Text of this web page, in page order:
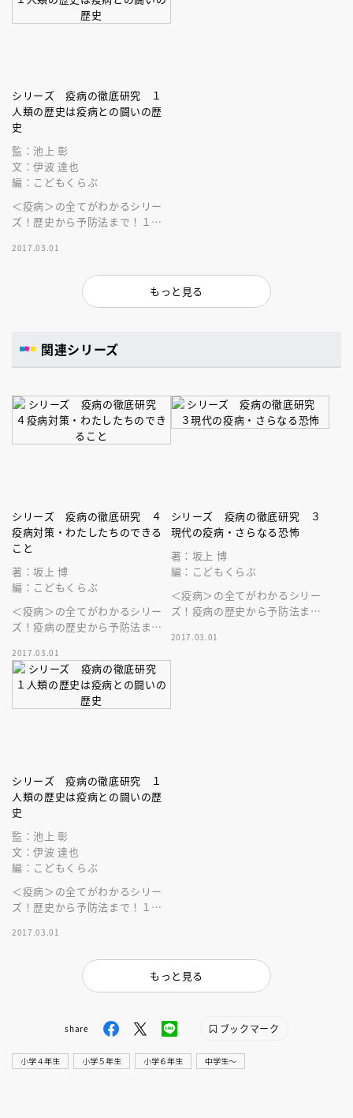
シリーズ 疫病の徹底研究 １
人類の歴史は疫病との闘いの歴
史
監：池上 彰
文：伊波 達也
編：こどもくらぶ
＜疫病＞の全てがわかるシリー
ズ！歴史から予防法まで！１巻
い疫病と人類の歴史を詳しく理
2017.03.01
もっと見る
関連シリーズ
シリーズ 疫病の徹底研究 ４
疫病対策・わたしたちのできる
こと
著：坂上 博
編：こどもくらぶ
＜疫病＞の全てがわかるシリー
ズ！疫病の歴史から予防法ま
いて学校での実例を紹介！
2017.03.01
シリーズ 疫病の徹底研究 ３
現代の疫病・さらなる恐怖
著：坂上 博
編：こどもくらぶ
＜疫病＞の全てがわかるシリー
ズ！疫病の歴史から予防法ま
ＳＡＲＳなど新しい疫病の恐怖
と対策がわかる
2017.03.01
シリーズ 疫病の徹底研究 １
人類の歴史は疫病との闘いの歴
史
監：池上 彰
文：伊波 達也
編：こどもくらぶ
＜疫病＞の全てがわかるシリー
ズ！歴史から予防法まで！１巻
い疫病と人類の歴史を詳しく理
2017.03.01
もっと見る
share ブックマーク
小学４年生 小学５年生 小学６年生 中学生〜